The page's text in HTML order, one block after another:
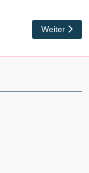
2026
Nächster
Weiter